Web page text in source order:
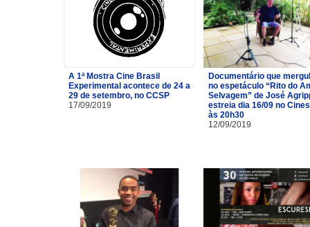
A 1ª Mostra Cine Brasil
Experimental acontece de 24 a
29 de setembro, no CCSP
17/09/2019
Documentário que
no espetáculo “Rito do
Selvagem” de José
estreia dia 16/09 no
às 20h30
12/09/2019